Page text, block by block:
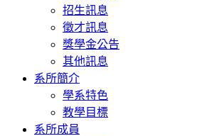
招生訊息
徵才訊息
獎學金公告
其他訊息
系所簡介
學系特色
教學目標
系所成員